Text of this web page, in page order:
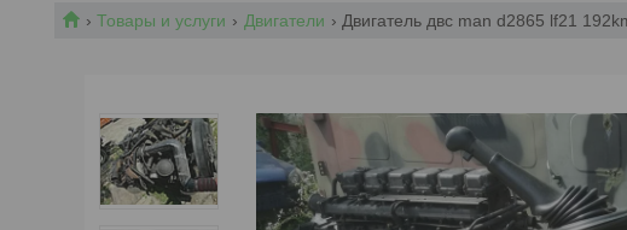
Товары и услуги Двигатели Двигатель двс man d2865 lf21